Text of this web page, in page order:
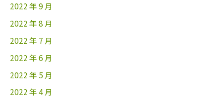
2022 年 9 月
2022 年 8 月
2022 年 7 月
2022 年 6 月
2022 年 5 月
2022 年 4 月